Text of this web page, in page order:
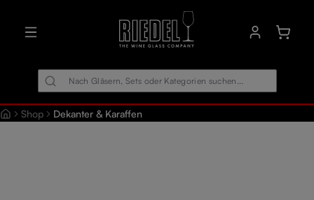
Shop Dekanter & Karaffen